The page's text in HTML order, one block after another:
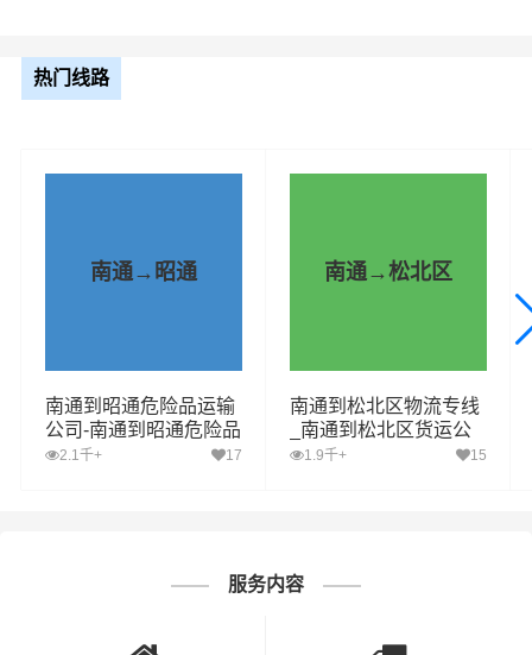
务商，为了保证南通到松北区货物运输更加安全、及时、
时沟通，为您提供从南通到松北区的物流运输相关延伸服
拣整理、包装、搬运装卸、运输仓储、末端派送等—站式
区物流专线服务，每一次的运输，财根南通物流都要站在
客户的角度综合考虑时效、安全性、价格，为客户选择合
障的南通到松北区货物运输服务。
热门线路
南通→昭通
南通到昭通危险品运输
公司-南通到昭通危险品
物流公司-南通到昭通危
2.1千+ 17
南通→松北区
南通到松北区物流专线
_南通到松北区货运公
司_南通至松北区运输
1.9千+ 15
服务内容